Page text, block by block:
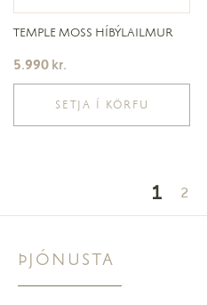
TEMPLE MOSS HÍBÝLAILMUR
5.990 kr.
SETJA Í KÖRFU
1 2
ÞJÓNUSTA